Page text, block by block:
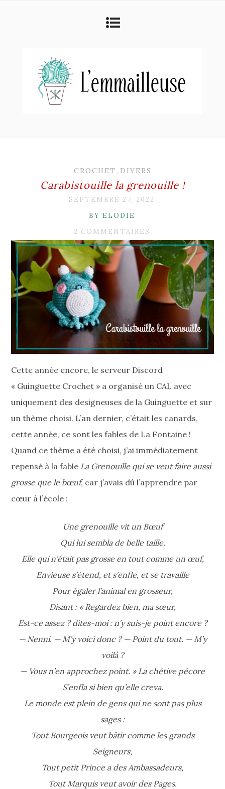
CROCHET , DIVERS
Carabistouille la grenouille !
SEPTEMBRE 27, 2022
BY ELODIE
2 COMMENTAIRES
Cette année encore, le serveur Discord
« Guinguette Crochet » a organisé un CAL avec
uniquement des designeuses de la Guinguette et sur
un thème choisi. L’an dernier, c’était les canards,
cette année, ce sont les fables de La Fontaine !
Quand ce thème a été choisi, j’ai immédiatement
repensé à la fable La Grenouille qui se veut faire aussi
grosse que le bœuf, car j’avais dû l’apprendre par
cœur à l’école :
Une grenouille vit un Bœuf
Qui lui sembla de belle taille.
Elle qui n’était pas grosse en tout comme un œuf,
Envieuse s’étend, et s’enfle, et se travaille
Pour égaler l’animal en grosseur,
Disant : « Regardez bien, ma sœur,
Est-ce assez ? dites-moi : n’y suis-je point encore ?
— Nenni. — M’y voici donc ? — Point du tout. — M’y
voilà ?
— Vous n’en approchez point. » La chétive pécore
S’enfla si bien qu’elle creva.
Le monde est plein de gens qui ne sont pas plus
sages :
Tout Bourgeois veut bâtir comme les grands
Seigneurs,
Tout petit Prince a des Ambassadeurs,
Tout Marquis veut avoir des Pages.